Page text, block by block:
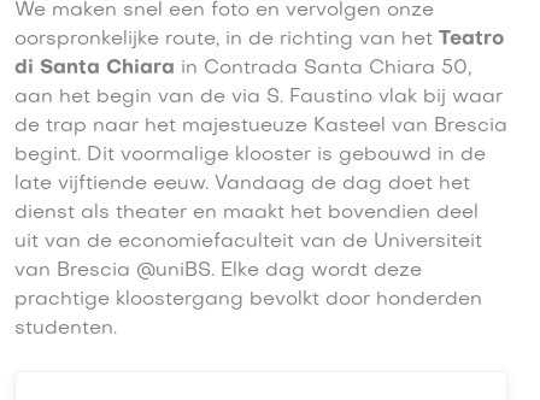
We maken snel een foto en vervolgen onze
oorspronkelijke route, in de richting van het Teatro
di Santa Chiara in Contrada Santa Chiara 50,
aan het begin van de via S. Faustino vlak bij waar
de trap naar het majestueuze Kasteel van Brescia
begint. Dit voormalige klooster is gebouwd in de
late vijftiende eeuw. Vandaag de dag doet het
dienst als theater en maakt het bovendien deel
uit van de economiefaculteit van de Universiteit
van Brescia @uniBS. Elke dag wordt deze
prachtige kloostergang bevolkt door honderden
studenten.